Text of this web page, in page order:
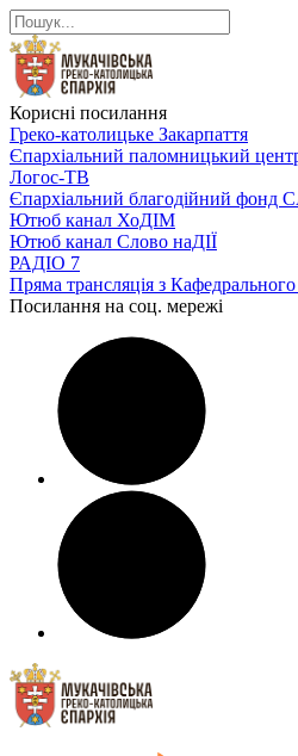
Корисні посилання
Греко-католицьке Закарпаття
Єпархіальний паломницький
Логос-ТВ
Єпархіальний благодійний фонд
Ютюб канал ХоДІМ
Ютюб канал Слово наДІЇ
РАДІО 7
Пряма трансляція з
Посилання на соц. мережі